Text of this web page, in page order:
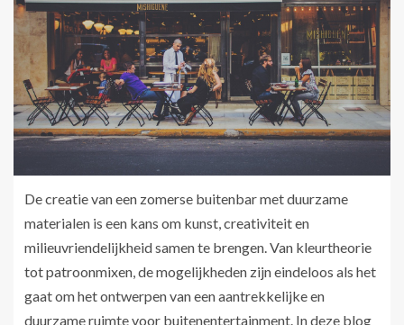
De creatie van een zomerse buitenbar met duurzame
materialen is een kans om kunst, creativiteit en
milieuvriendelijkheid samen te brengen. Van kleurtheorie
tot patroonmixen, de mogelijkheden zijn eindeloos als het
gaat om het ontwerpen van een aantrekkelijke en
duurzame ruimte voor buitenentertainment. In deze blog